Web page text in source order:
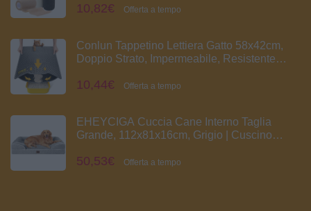
Autoadesivo Benda Salvapelle Fasciature
10,82€ Offerta a tempo
Conlun Tappetino Lettiera Gatto 58x42cm,
Doppio Strato, Impermeabile, Resistente
Lettiera Gatto, Grigio
10,44€ Offerta a tempo
EHEYCIGA Cuccia Cane Interno Taglia
Grande, 112x81x16cm, Grigio | Cuscino
Letto per Cani con tre Lati Rialzati
50,53€ Offerta a tempo